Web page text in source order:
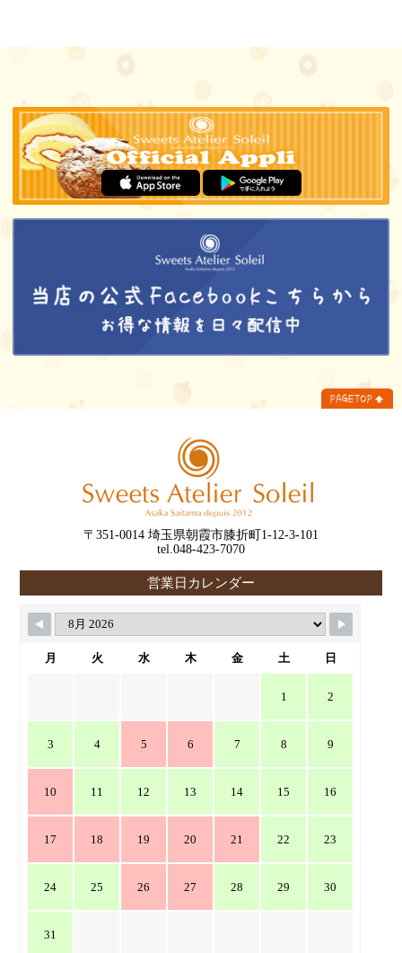
〒351-0014 埼玉県朝霞市膝折町1-12-3-101
tel.048-423-7070
営業日カレンダー
月 火 水 木 金 土 日
1 2
3 4 5 6 7 8 9
10 11 12 13 14 15 16
17 18 19 20 21 22 23
24 25 26 27 28 29 30
31